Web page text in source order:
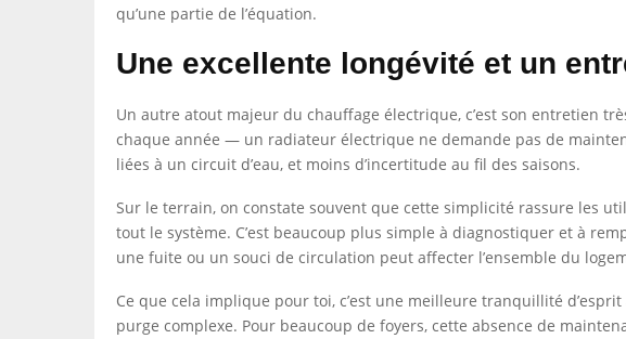
qu’une partie de l’équation.
Une excellente longévité et un
Un autre atout majeur du chauffage électrique, c’est son entretien
chaque année — un radiateur électrique ne demande pas de
liées à un circuit d’eau, et moins d’incertitude au fil des saisons.
Sur le terrain, on constate souvent que cette simplicité rassure les
tout le système. C’est beaucoup plus simple à diagnostiquer et à
une fuite ou un souci de circulation peut affecter l’ensemble du
Ce que cela implique pour toi, c’est une meilleure tranquillité
purge complexe. Pour beaucoup de foyers, cette absence de